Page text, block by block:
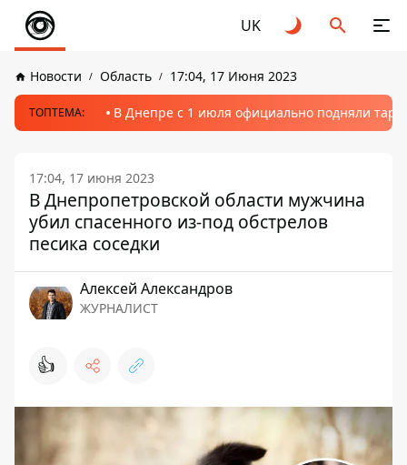
UK
Новости Область 17:04, 17 Июня 2023
ТОПТЕМА: В Днепре с 1 июля официально подняли
17:04, 17 июня 2023
В Днепропетровской области мужчина
убил спасенного из-под обстрелов
песика соседки
Алексей Александров
ЖУРНАЛИСТ
👍